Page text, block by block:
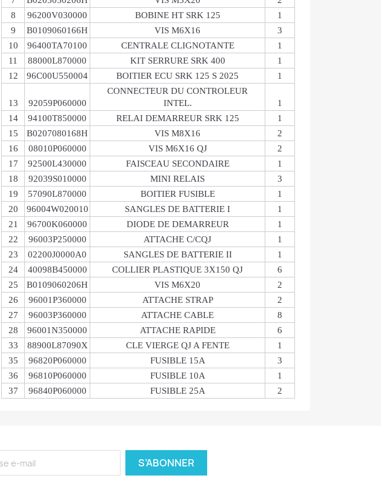
8
96200V030000 BOBINE HT SRK 125
1
9
B0109060166H VIS M6X16
3
10
96400TA70100 CENTRALE CLIGNOTANTE
1
11
88000L870000 KIT SERRURE SRK 400
1
12
96C00U550004 BOITIER ECU SRK 125 S 2025 1
13 92059P060000
CONNECTEUR DU CONTROLEUR
INTEL.
1
14
94100T850000 RELAI DEMARREUR SRK 125
1
15
B0207080168H VIS M8X16
2
16
08010P060000 VIS M6X16 QJ
2
17
92500L430000 FAISCEAU SECONDAIRE
1
18
92039S010000 MINI RELAIS
3
19
57090L870000 BOITIER FUSIBLE
1
20
96004W020010 SANGLES DE BATTERIE I
1
21
96700K060000 DIODE DE DEMARREUR
1
22
96003P250000 ATTACHE C/CQJ
1
23
02200J0000A0 SANGLES DE BATTERIE II
1
24
40098B450000 COLLIER PLASTIQUE 3X150 QJ
6
25
B0109060206H VIS M6X20
2
26
96001P360000 ATTACHE STRAP
2
27
96003P360000 ATTACHE CABLE
8
28
96001N350000 ATTACHE RAPIDE
6
33
88900L87090X CLE VIERGE QJ A FENTE
1
35
96820P060000 FUSIBLE 15A
3
36
96810P060000 FUSIBLE 10A
1
37
96840P060000 FUSIBLE 25A 2